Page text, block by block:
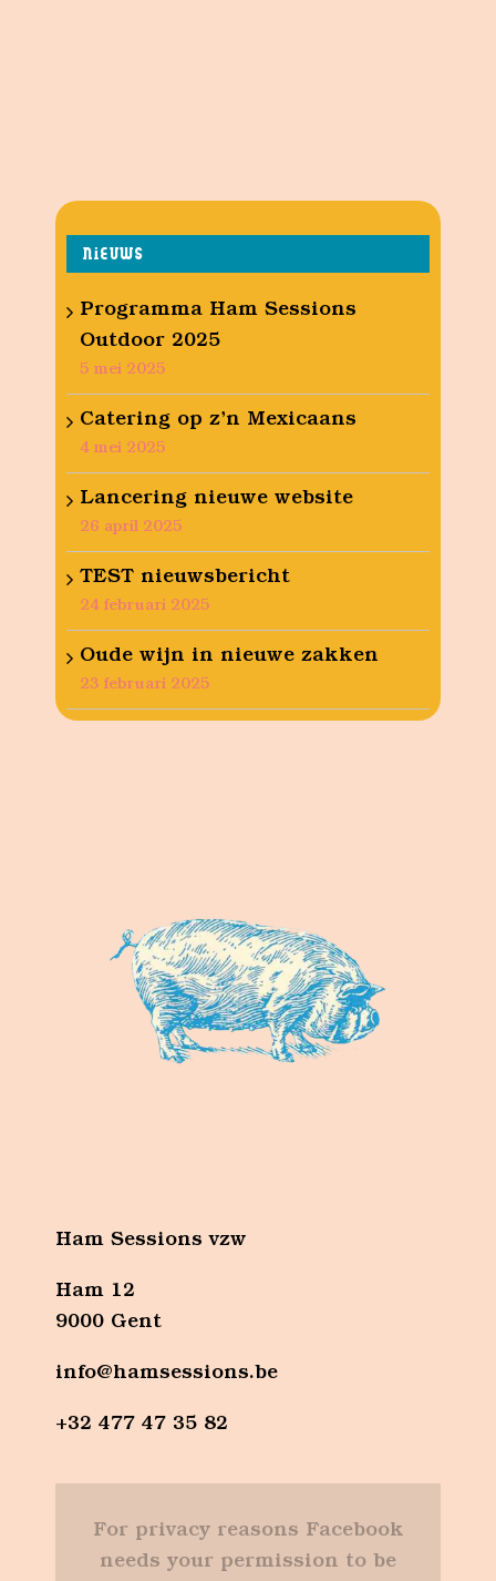
NIEUWS
Programma Ham Sessions
Outdoor 2025
5 mei 2025
Catering op z’n Mexicaans
4 mei 2025
Lancering nieuwe website
26 april 2025
TEST nieuwsbericht
24 februari 2025
Oude wijn in nieuwe zakken
23 februari 2025
Ham Sessions vzw
Ham 12
9000 Gent
info@hamsessions.be
+32 477 47 35 82
For privacy reasons Facebook
needs your permission to be